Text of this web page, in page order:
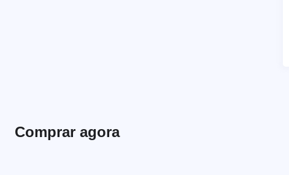
Comprar agora